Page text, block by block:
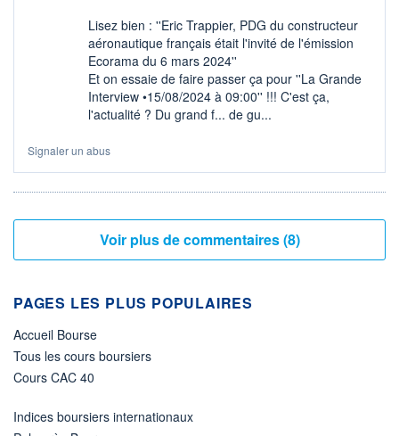
Lisez bien : ''Eric Trappier, PDG du constructeur
aéronautique français était l'invité de l'émission
Ecorama du 6 mars 2024''
Et on essaie de faire passer ça pour ''La Grande
Interview •15/08/2024 à 09:00'' !!! C'est ça,
l'actualité ? Du grand f... de gu...
Signaler un abus
Voir plus de commentaires (8)
PAGES LES PLUS POPULAIRES
Accueil Bourse
Tous les cours boursiers
Cours CAC 40
Indices boursiers internationaux